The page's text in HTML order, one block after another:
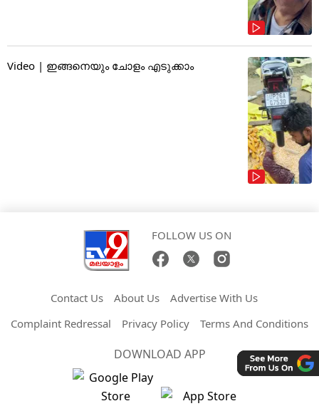
Video | ഇങ്ങനെയും ചോളം എടുക്കാം
FOLLOW US ON
Contact Us About Us
Advertise With Us
Complaint Redressal
Privacy Policy Terms And Conditions
DOWNLOAD APP